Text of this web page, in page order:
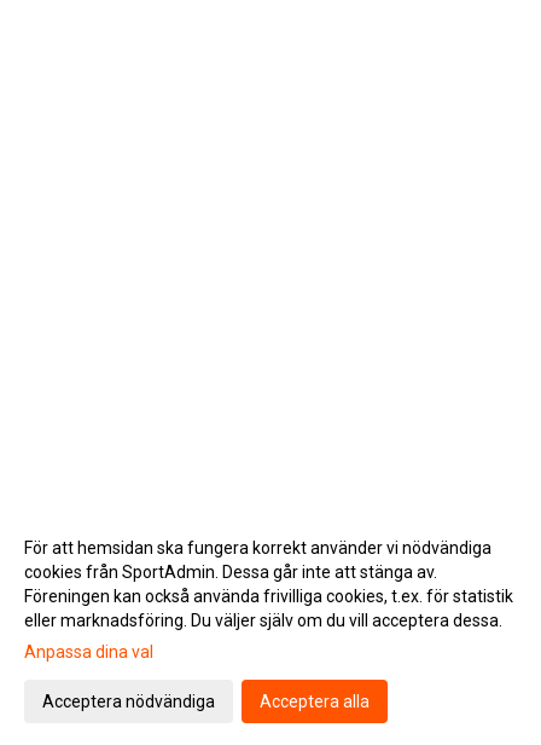
Gå till Webbversion
För att hemsidan ska fungera korrekt använder vi nödvändiga
cookies från SportAdmin. Dessa går inte att stänga av.
Föreningen kan också använda frivilliga cookies, t.ex. för statistik
eller marknadsföring. Du väljer själv om du vill acceptera dessa.
Anpassa dina val
Acceptera nödvändiga Acceptera alla